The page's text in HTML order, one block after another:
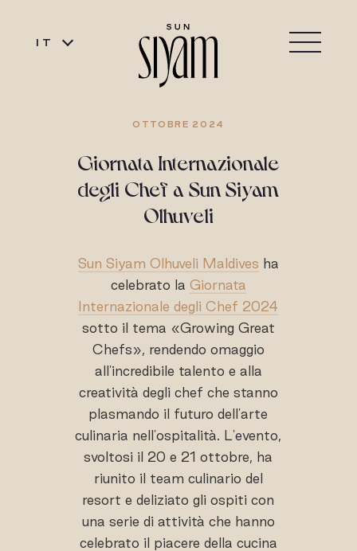
IT
OTTOBRE 2024
Giornata Internazionale
degli Chef a Sun Siyam
Olhuveli
Sun Siyam Olhuveli Maldives ha
celebrato la Giornata
Internazionale degli Chef 2024
sotto il tema «Growing Great
Chefs», rendendo omaggio
all'incredibile talento e alla
creatività degli chef che stanno
plasmando il futuro dell'arte
culinaria nell'ospitalità. L'evento,
svoltosi il 20 e 21 ottobre, ha
riunito il team culinario del
resort e deliziato gli ospiti con
una serie di attività che hanno
celebrato il piacere della cucina